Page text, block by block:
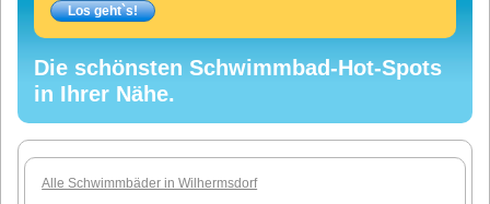
Die schönsten Schwimmbad-Hot-Spots
in Ihrer Nähe.
Alle Schwimmbäder in Wilhermsdorf